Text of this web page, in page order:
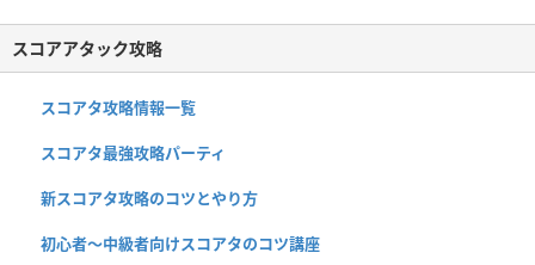
スコアアタック攻略
スコアタ攻略情報一覧
スコアタ最強攻略パーティ
新スコアタ攻略のコツとやり方
初心者〜中級者向けスコアタのコツ講座